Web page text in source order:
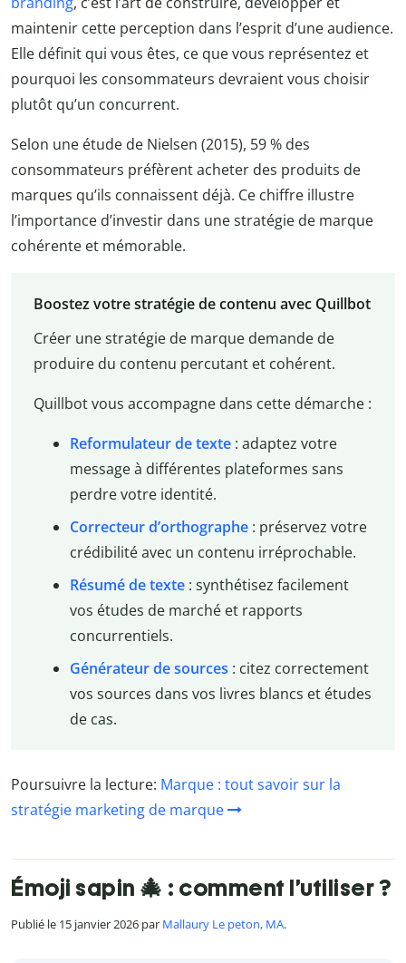
maintenir cette perception dans l’esprit d’une audience.
Elle définit qui vous êtes, ce que vous représentez et
pourquoi les consommateurs devraient vous choisir
plutôt qu’un concurrent.
Selon une étude de Nielsen (2015), 59 % des
consommateurs préfèrent acheter des produits de
marques qu’ils connaissent déjà. Ce chiffre illustre
l’importance d’investir dans une stratégie de marque
cohérente et mémorable.
Boostez votre stratégie de contenu avec Quillbot
Créer une stratégie de marque demande de
produire du contenu percutant et cohérent.
Quillbot vous accompagne dans cette démarche :
Reformulateur de texte: adaptez votre
message à différentes plateformes sans
perdre votre identité.
Correcteur d’orthographe: préservez votre
crédibilité avec un contenu irréprochable.
Résumé de texte: synthétisez facilement
vos études de marché et rapports
concurrentiels.
Générateur de sources : citez correctement
vos sources dans vos livres blancs et études
de cas.
Poursuivre la lecture: Marque : tout savoir sur la
stratégie marketing de marque
Émoji sapin 🎄 : comment l’utiliser ?
Publié le 15 janvier 2026 par Mallaury Le peton, MA.